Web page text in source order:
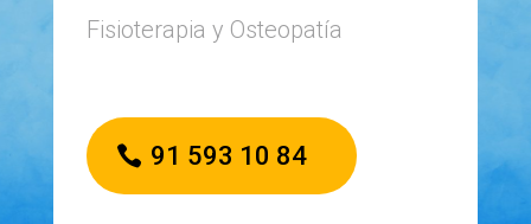
Fisioterapia y Osteopatía
91 593 10 84